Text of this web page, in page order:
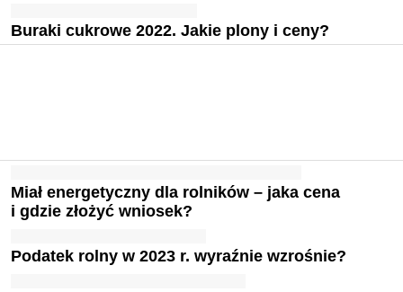
Buraki cukrowe 2022. Jakie plony i ceny?
Miał energetyczny dla rolników – jaka cena
i gdzie złożyć wniosek?
Podatek rolny w 2023 r. wyraźnie wzrośnie?